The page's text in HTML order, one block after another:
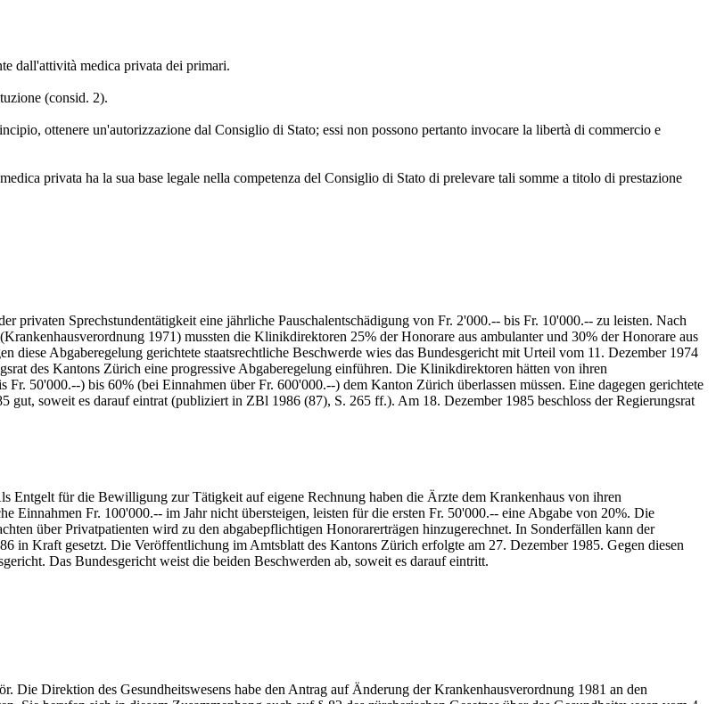
dall'attività medica privata dei primari.
(consid. 2).
ottenere un'autorizzazione dal Consiglio di Stato; essi non possono pertanto invocare la libertà di commercio e
privata ha la sua base legale nella competenza del Consiglio di Stato di prelevare tali somme a titolo di prestazione
Sprechstundentätigkeit eine jährliche Pauschalentschädigung von Fr. 2'000.-- bis Fr. 10'000.-- zu leisten. Nach
1971) mussten die Klinikdirektoren 25% der Honorare aus ambulanter und 30% der Honorare aus
diese Abgaberegelung gerichtete staatsrechtliche Beschwerde wies das Bundesgericht mit Urteil vom 11. Dezember 1974
des Kantons Zürich eine progressive Abgaberegelung einführen. Die Klinikdirektoren hätten von ihren
50'000.--) bis 60% (bei Einnahmen über Fr. 600'000.--) dem Kanton Zürich überlassen müssen. Eine dagegen gerichtete
gut, soweit es darauf eintrat (publiziert in ZBl 1986 (87), S. 265 ff.). Am 18. Dezember 1985 beschloss der Regierungsrat
Entgelt für die Bewilligung zur Tätigkeit auf eigene Rechnung haben die Ärzte dem Krankenhaus von ihren
Einnahmen Fr. 100'000.-- im Jahr nicht übersteigen, leisten für die ersten Fr. 50'000.-- eine Abgabe von 20%. Die
über Privatpatienten wird zu den abgabepflichtigen Honorarerträgen hinzugerechnet. In Sonderfällen kann der
in Kraft gesetzt. Die Veröffentlichung im Amtsblatt des Kantons Zürich erfolgte am 27. Dezember 1985. Gegen diesen
Das Bundesgericht weist die beiden Beschwerden ab, soweit es darauf eintritt.
Die Direktion des Gesundheitswesens habe den Antrag auf Änderung der Krankenhausverordnung 1981 an den